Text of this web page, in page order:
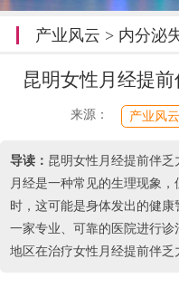
产业风云 > 内分泌
昆明女性月经提
来源： 产业风云
导读： 昆明女性月经提前伴乏
月经是一种常见的生理现象
时，这可能是身体发出的健
一家专业、可靠的医院进行
地区在治疗女性月经提前伴乏